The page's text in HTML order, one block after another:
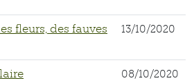
fleurs, des fauves
13/10/2020
08/10/2020